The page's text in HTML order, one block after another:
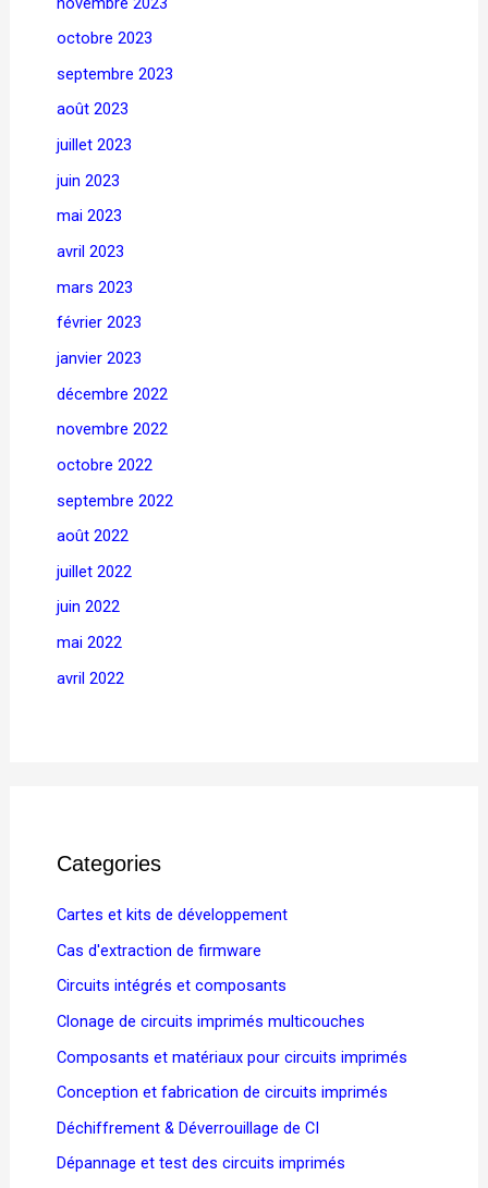
octobre 2023
septembre 2023
août 2023
juillet 2023
juin 2023
mai 2023
avril 2023
mars 2023
février 2023
janvier 2023
décembre 2022
novembre 2022
octobre 2022
septembre 2022
août 2022
juillet 2022
juin 2022
mai 2022
avril 2022
Categories
Cartes et kits de développement
Cas d'extraction de firmware
Circuits intégrés et composants
Clonage de circuits imprimés multicouches
Composants et matériaux pour circuits imprimés
Conception et fabrication de circuits imprimés
Déchiffrement & Déverrouillage de CI
Dépannage et test des circuits imprimés